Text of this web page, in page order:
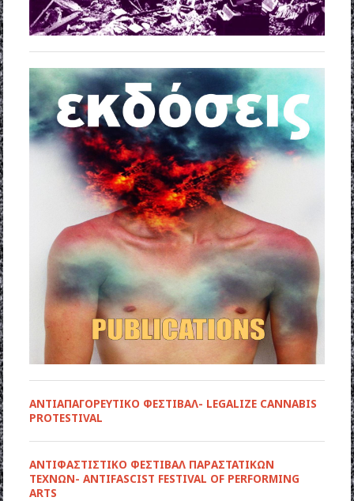
ΑΝΤΙΑΠΑΓΟΡΕΥΤΙΚΟ ΦΕΣΤΙΒΑΛ- LEGALIZE CANNABIS
PROTESTIVAL
ANTIΦΑΣΤΙΣΤΙΚΟ ΦΕΣΤΙΒΑΛ ΠΑΡΑΣΤΑΤΙΚΩΝ
ΤΕΧΝΩΝ- ANTIFASCIST FESTIVAL OF PERFORMING
ARTS